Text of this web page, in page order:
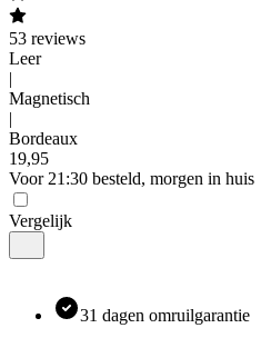
53 reviews
Leer
|
Magnetisch
|
Bordeaux
19,95
Voor 21:30 besteld, morgen in huis
Vergelijk
31 dagen omruilgarantie